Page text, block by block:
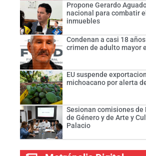
Propone Gerardo
nacional para combatir
inmuebles
Condenan a casi 18
crimen de adulto mayor
EU suspende
michoacano por alerta
Sesionan comisiones de
de Género y de Arte y
Palacio